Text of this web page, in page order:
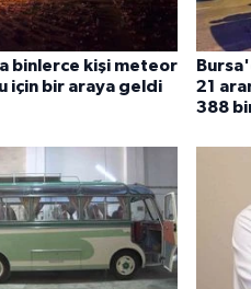
binlerce kişi meteor
için bir araya geldi
21
388